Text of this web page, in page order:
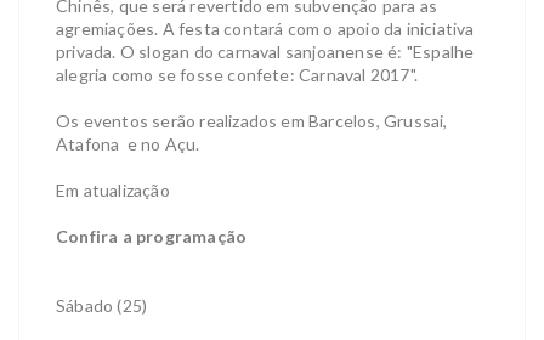
Chinês, que será revertido em subvenção para as
agremiações. A festa contará com o apoio da iniciativa
privada. O slogan do carnaval sanjoanense é: "Espalhe
alegria como se fosse confete: Carnaval 2017".
Os eventos serão realizados em Barcelos, Grussai,
Atafona e no Açu.
Em atualização
Confira a programação
Sábado (25)